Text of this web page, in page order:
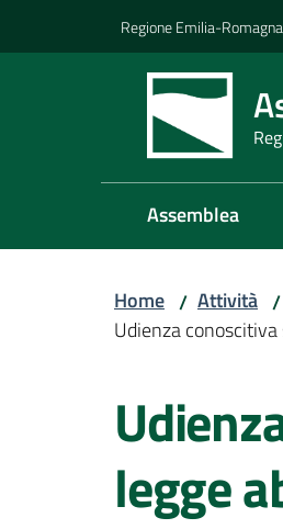
Regione Emilia-Romagna
Assemblea
Home / Attività /
Udienza
legge